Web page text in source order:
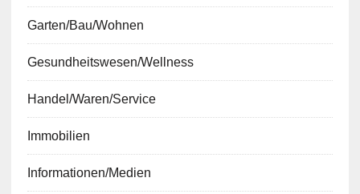
Garten/Bau/Wohnen
Gesundheitswesen/Wellness
Handel/Waren/Service
Immobilien
Informationen/Medien